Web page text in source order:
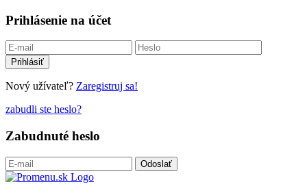
Prihlásenie na účet
Nový užívateľ? Zaregistruj sa!
zabudli ste heslo?
Zabudnuté heslo